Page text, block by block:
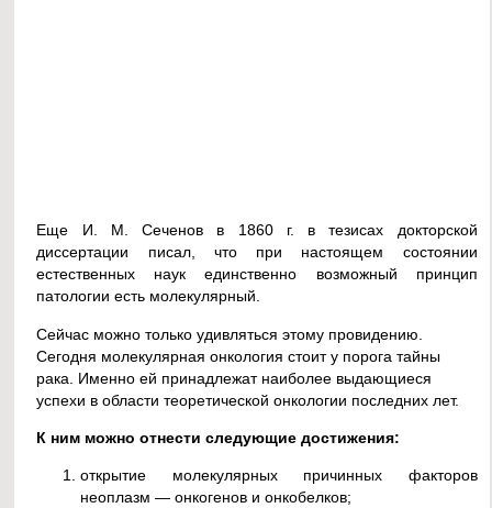
Еще И. М. Сеченов в 1860 г. в тезисах докторской
диссертации писал, что при настоящем состоянии
естественных наук единственно возможный принцип
патологии есть молекулярный.
Сейчас можно только удивляться этому провидению.
Сегодня молекулярная онкология стоит у порога тайны
рака. Именно ей принадлежат наиболее выдающиеся
успехи в области теоретической онкологии последних лет.
К ним можно отнести следующие достижения:
открытие молекулярных причинных факторов
неоплазм — онкогенов и онкобелков;